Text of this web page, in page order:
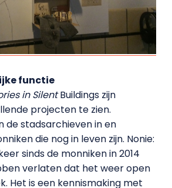
functie
in SilentBuildings zijn
projecten te zien.
de stadsarchieven in en
die nog in leven zijn. Nonie:
sinds de monniken in 2014
verlaten dat het weer open
Het is een kennismaking met